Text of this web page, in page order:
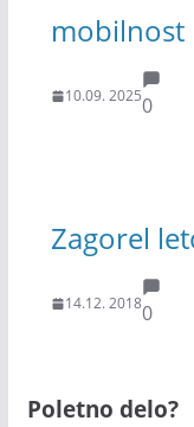
mobilnost
10.09. 20250
Zagorel
14.12. 20180
Poletno delo?